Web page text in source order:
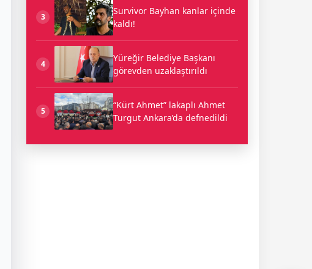
3
Survivor Bayhan kanlar içinde
kaldı!
4
Yüreğir Belediye Başkanı
görevden uzaklaştırıldı
5
“Kürt Ahmet” lakaplı Ahmet
Turgut Ankara’da defnedildi